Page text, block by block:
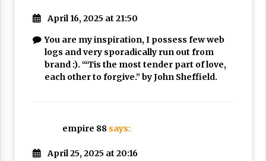
April 16, 2025 at 21:50
You are my inspiration, I possess few web
logs and very sporadically run out from
brand :). “‘Tis the most tender part of love,
each other to forgive.” by John Sheffield.
empire 88 says:
April 25, 2025 at 20:16